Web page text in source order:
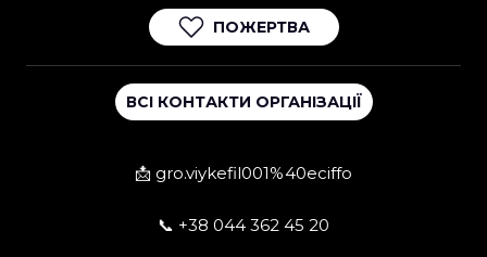
ПОЖЕРТВА
ВСІ КОНТАКТИ ОРГАНІЗАЦІЇ
📩 gro.viykefil001%40eciffo
📞 +38 044 362 45 20